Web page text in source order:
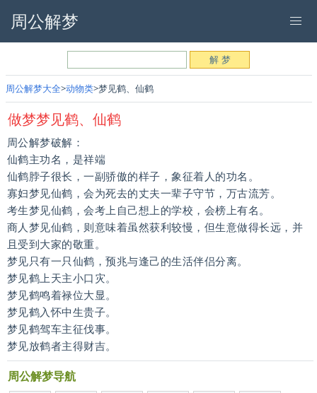
周公解梦
周公解梦大全 动物类 梦见鹤、仙鹤
做梦梦见鹤、仙鹤
周公解梦破解：
仙鹤主功名，是祥端
仙鹤脖子很长，一副骄傲的样子，象征着人的功名。
寡妇梦见仙鹤，会为死去的丈夫一辈子守节，万古流芳。
考生梦见仙鹤，会考上自己想上的学校，会榜上有名。
商人梦见仙鹤，则意味着虽然获利较慢，但生意做得长远，并
且受到大家的敬重。
梦见只有一只仙鹤，预兆与逢己的生活伴侣分离。
梦见鹤上天主小口灾。
梦见鹤鸣着禄位大显。
梦见鹤入怀中生贵子。
梦见鹤驾车主征伐事。
梦见放鹤者主得财吉。
周公解梦导航